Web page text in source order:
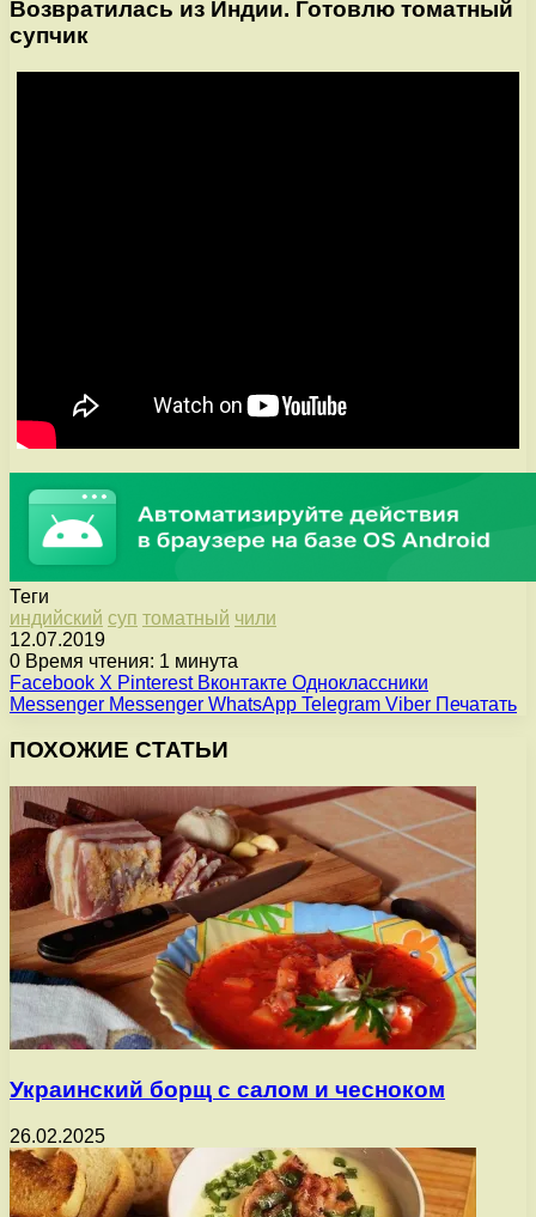
Возвратилась из Индии. Готовлю томатный
супчик
Теги
индийский суп томатный чили
12.07.2019
0 Время чтения: 1 минута
Facebook X Pinterest Вконтакте Одноклассники
Messenger Messenger WhatsApp Telegram Viber Печатать
ПОХОЖИЕ СТАТЬИ
Украинский борщ с салом и чесноком
26.02.2025